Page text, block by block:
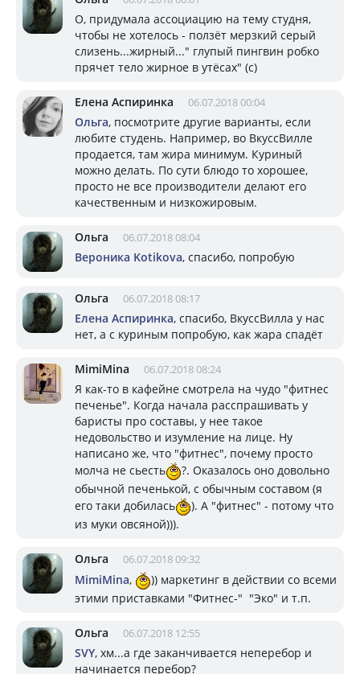
О, придумала ассоциацию на тему студня,
чтобы не хотелось - ползёт мерзкий серый
слизень...жирный..." глупый пингвин робко
прячет тело жирное в утёсах" (с)
Елена Аспиринка 06.07.2018 00:04
Ольга, посмотрите другие варианты, если
любите студень. Например, во ВкуссВилле
продается, там жира минимум. Куриный
можно делать. По сути блюдо то хорошее,
просто не все производители делают его
качественным и низкожировым.
Ольга 06.07.2018 08:04
Вероника Kotikova, спасибо, попробую
Ольга 06.07.2018 08:17
Елена Аспиринка, спасибо, ВкуссВилла у нас
нет, а с куриным попробую, как жара спадёт
MimiMina 06.07.2018 08:24
Я как-то в кафейне смотрела на чудо "фитнес
печенье". Когда начала расспрашивать у
баристы про составы, у нее такое
недовольство и изумление на лице. Ну
написано же, что "фитнес", почему просто
молча не сьесть
?. Оказалось оно довольно
обычной печенькой, с обычным составом (я
его таки добилась
). А "фитнес" - потому что
из муки овсяной))).
Ольга 06.07.2018 09:32
MimiMina,
)) маркетинг в действии со всеми
этими приставками "Фитнес-" "Эко" и т.п.
Ольга 06.07.2018 12:55
SVY, хм...а где заканчивается неперебор и
начинается перебор?